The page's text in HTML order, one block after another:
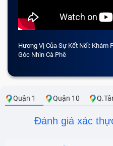
Hương Vị Của Sự Kết Nối: Khám
Góc Nhìn Cà Phê
Quận 1 Quận 10
Đánh giá xác